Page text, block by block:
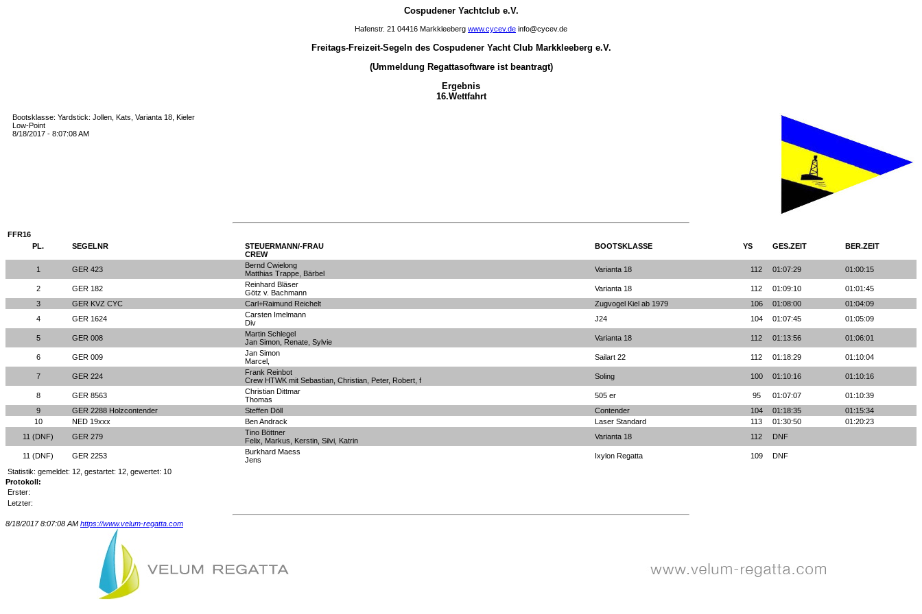
Cospudener Yachtclub e.V.
Hafenstr. 21 04416 Markkleeberg www.cycev.de info@cycev.de
Freitags-Freizeit-Segeln des Cospudener Yacht Club Markkleeberg e.V.
(Ummeldung Regattasoftware ist beantragt)
Ergebnis
16.Wettfahrt
Bootsklasse: Yardstick: Jollen, Kats, Varianta 18, Kieler
Low-Point
8/18/2017 - 8:07:08 AM
FFR16
PL.
SEGELNR
STEUERMANN/-FRAU
CREW
BOOTSKLASSE YS GES.ZEIT BER.ZEIT
1 GER 423
Bernd Cwielong
Matthias Trappe, Bärbel
Varianta 18 112 01:07:29 01:00:15
2 GER 182
Reinhard Bläser
Götz v. Bachmann
Varianta 18 112 01:09:10
01:01:45
3
GER KVZ CYC Carl+Raimund Reichelt Zugvogel Kiel ab 1979 106 01:08:00
01:04:09
4
GER 1624
Carsten Imelmann
Div
J24 104 01:07:45 01:05:09
5 GER 008
Martin Schlegel
Jan Simon, Renate, Sylvie
Varianta 18 112 01:13:56 01:06:01
6 GER 009
Jan Simon
Marcel,
Sailart 22 112 01:18:29 01:10:04
7 GER 224
Frank Reinbot
Crew HTWK mit Sebastian, Christian, Peter, Robert, f
Soling 100 01:10:16 01:10:16
8 GER 8563
Christian Dittmar
Thomas
505 er 95 01:07:07
01:10:39
9
GER 2288 Holzcontender Steffen Döll Contender 104 01:18:35
01:15:34
10
NED 19xxx Ben Andrack Laser Standard 113 01:30:50
01:20:23
11 (DNF)
GER 279
Tino Böttner
Felix, Markus, Kerstin, Silvi, Katrin
Varianta 18 112 DNF
11 (DNF) GER 2253
Burkhard Maess
Jens
Ixylon Regatta 109
DNF
Statistik: gemeldet: 12, gestartet: 12, gewertet: 10
Protokoll:
Erster:
Letzter:
8/18/2017 8:07:08 AM https://www.velum-regatta.com